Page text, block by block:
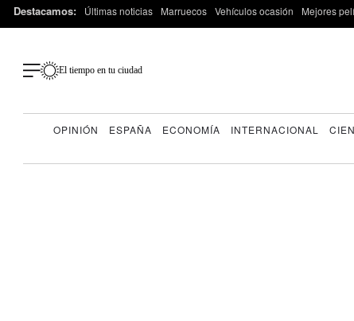
Destacamos: Últimas noticias Marruecos Vehículos ocasión Mejores
El tiempo en tu ciudad
OPINIÓN ESPAÑA ECONOMÍA INTERNACIONAL